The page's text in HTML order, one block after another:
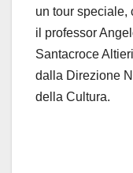
un tour speciale,
il professor
Santacroce
dalla Direzione
della Cultura.